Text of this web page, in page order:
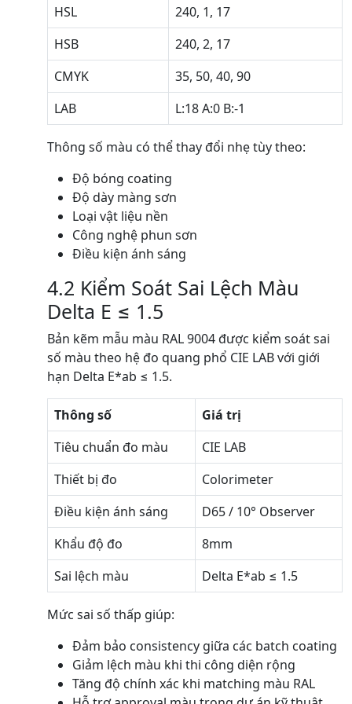
HSL
240, 1, 17
HSB
240, 2, 17
CMYK
35, 50, 40, 90
LAB
L:18 A:0 B:-1
Thông số màu có thể thay đổi nhẹ tùy theo:
Độ bóng coating
Độ dày màng sơn
Loại vật liệu nền
Công nghệ phun sơn
Điều kiện ánh sáng
4.2 Kiểm Soát Sai Lệch Màu
Delta E ≤ 1.5
Bản kẽm mẫu màu RAL 9004 được kiểm soát sai
số màu theo hệ đo quang phổ CIE LAB với giới
hạn Delta E*ab ≤ 1.5.
Thông số
Giá trị
Tiêu chuẩn đo màu
CIE LAB
Thiết bị đo
Colorimeter
Điều kiện ánh sáng
D65 / 10° Observer
Khẩu độ đo
8mm
Sai lệch màu
Delta E*ab ≤ 1.5
Mức sai số thấp giúp:
Đảm bảo consistency giữa các batch coating
Giảm lệch màu khi thi công diện rộng
Tăng độ chính xác khi matching màu RAL